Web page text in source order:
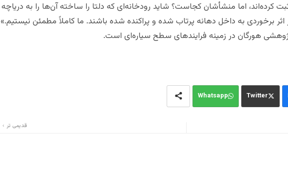
کرده‌اند، اما منشأشان کجاست؟ شاید رودخانه‌ای که دلتا را ساخته آن‌ها را به دریاچه
اثر برخوردی به داخل دهانه پرتاب شده و پراکنده شده باشند. ما کاملاً مطمئن نیستیم.»
هورگان در زمینه فرایندهای سطح سیاره‌ای است.
Twitter
Whatsapp
قدیمی تر